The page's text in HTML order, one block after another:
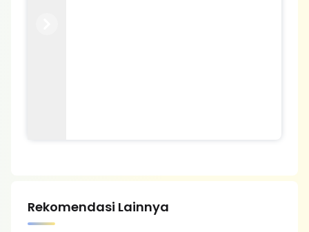
Rekomendasi Lainnya